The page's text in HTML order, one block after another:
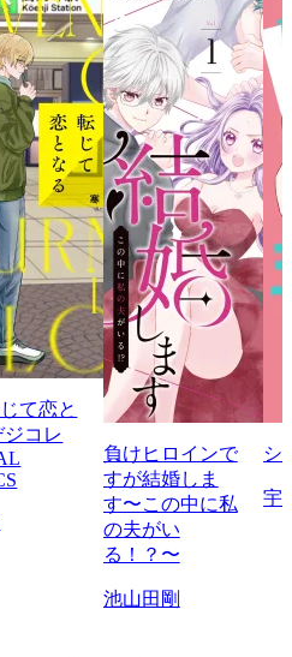
て恋と
ジコレ
負けヒロインで
すが結婚しま
す〜この中に私
の夫がい
る！？〜
池山田剛
シ
宇